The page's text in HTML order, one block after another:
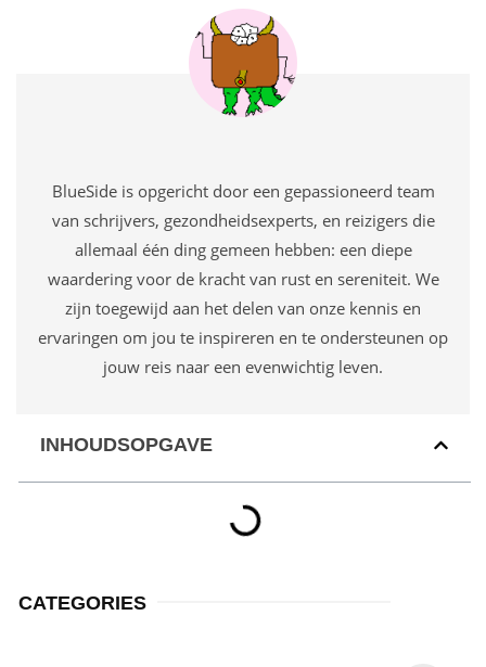
BlueSide is opgericht door een gepassioneerd team
van schrijvers, gezondheidsexperts, en reizigers die
allemaal één ding gemeen hebben: een diepe
waardering voor de kracht van rust en sereniteit. We
zijn toegewijd aan het delen van onze kennis en
ervaringen om jou te inspireren en te ondersteunen op
jouw reis naar een evenwichtig leven.
INHOUDSOPGAVE
CATEGORIES